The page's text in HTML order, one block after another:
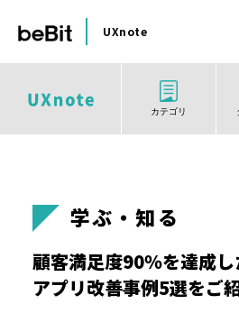
UXnote
カテゴリ
学ぶ・知る
顧客満足度90％を達成
アプリ改善事例5選をご